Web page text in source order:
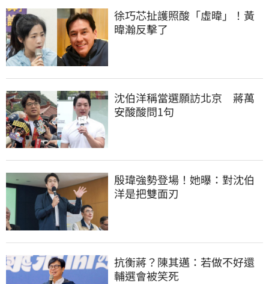
徐巧芯扯護照酸「虛暐」！黃
暐瀚反擊了
沈伯洋稱當選願訪北京　蔣萬
安酸酸問1句
殷瑋強勢登場！她曝：對沈伯
洋是把雙面刃
抗衡蔣？陳其邁：若做不好還
輔選會被笑死